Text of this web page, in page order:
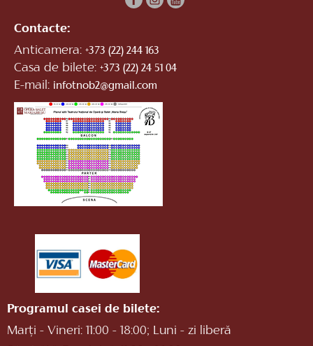
Contacte:
Anticamera: +373 (22) 244 163
Casa de bilete: +373 (22) 24 51 04
E-mail: infotnob2@gmail.com
Programul casei de bilete:
Marți - Vineri: 11:00 - 18:00; Luni - zi liberă